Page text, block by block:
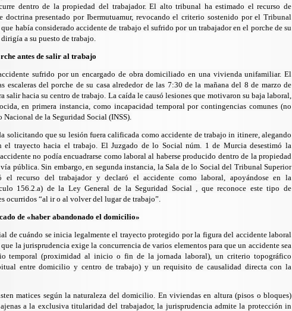
dentro de la propiedad del trabajador. El alto tribunal ha estimado el recurso de
doctrina presentado por Ibermutuamur, revocando el criterio sostenido por el Tribunal
había considerado accidente de trabajo el sufrido por un trabajador en el porche de su
a su puesto de trabajo.
antes de salir al trabajo
sufrido por un encargado de obra domiciliado en una vivienda unifamiliar. El
escaleras del porche de su casa alrededor de las 7:30 de la mañana del 8 de marzo de
salir hacia su centro de trabajo. La caída le causó lesiones que motivaron su baja laboral,
en primera instancia, como incapacidad temporal por contingencias comunes (no
de la Seguridad Social (INSS).
solicitando que su lesión fuera calificada como accidente de trabajo in itinere, alegando
el trayecto hacia el trabajo. El Juzgado de lo Social núm. 1 de Murcia desestimó la
no podía encuadrarse como laboral al haberse producido dentro de la propiedad
pública. Sin embargo, en segunda instancia, la Sala de lo Social del Tribunal Superior
el recurso del trabajador y declaró el accidente como laboral, apoyándose en la
156.2.a) de la Ley General de la Seguridad Social, que reconoce este tipo de
ocurridos “al ir o al volver del lugar de trabajo”.
de «haber abandonado el domicilio»
de cuándo se inicia legalmente el trayecto protegido por la figura del accidente laboral
la jurisprudencia exige la concurrencia de varios elementos para que un accidente sea
temporal (proximidad al inicio o fin de la jornada laboral), un criterio topográfico
entre domicilio y centro de trabajo) y un requisito de causalidad directa con la
matices según la naturaleza del domicilio. En viviendas en altura (pisos o bloques)
a la exclusiva titularidad del trabajador, la jurisprudencia admite la protección in